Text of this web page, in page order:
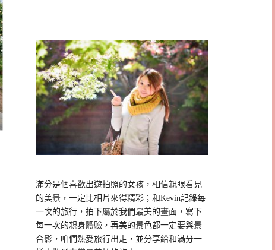
滿分是個喜歡出遊拍照的女孩，相信親眼看見
的美景，一定比相片來得精彩；和Kevin記錄每
一次的旅行，拍下屬於我們最美的畫面，寫下
每一次的親身體驗，再美的景色都一定要與景
合影，咱們熱愛旅行出走，並分享給和滿分一